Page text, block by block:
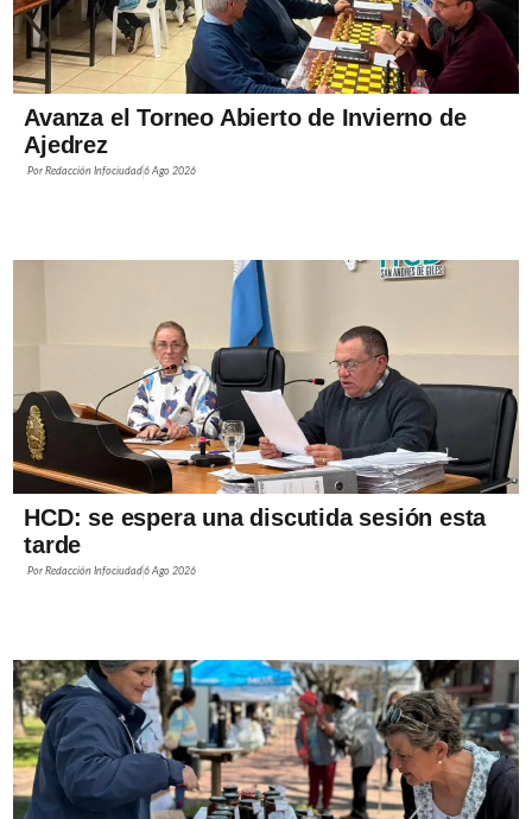
Avanza el Torneo Abierto de Invierno de
Ajedrez
PorRedacción Infociudad6 Ago 2026
HCD: se espera una discutida sesión esta
tarde
PorRedacción Infociudad6 Ago 2026